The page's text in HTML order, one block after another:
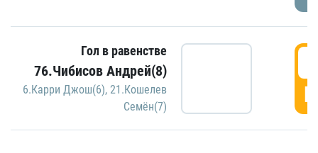
Гол в равенстве
76.Чибисов Андрей(8)
6.Карри Джош(6), 21.Кошелев
Семён(7)